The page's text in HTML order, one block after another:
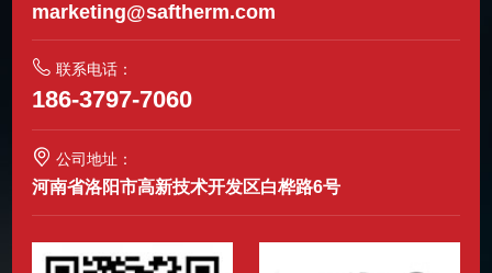
marketing@saftherm.com
联系电话：
186-3797-7060
公司地址：
河南省洛阳市高新技术开发区白桦路6号